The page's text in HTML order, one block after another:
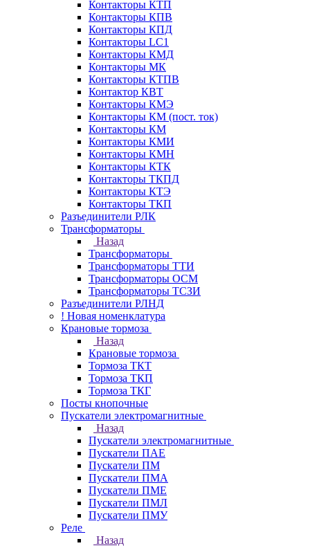
Контакторы КТП
Контакторы КПВ
Контакторы КПД
Контакторы LC1
Контакторы КМД
Контакторы МК
Контакторы КТПВ
Контактор КВТ
Контакторы КМЭ
Контакторы КМ (пост. ток)
Контакторы КМ
Контакторы КМИ
Контакторы КМН
Контакторы КТК
Контакторы ТКПД
Контакторы КТЭ
Контакторы ТКП
Разъединители РЛК
Трансформаторы
Назад
Трансформаторы
Трансформаторы ТТИ
Трансформаторы ОСМ
Трансформаторы ТСЗИ
Разъединители РЛНД
! Новая номенклатура
Крановые тормоза
Назад
Крановые тормоза
Тормоза ТКТ
Тормоза ТКП
Тормоза ТКГ
Посты кнопочные
Пускатели электромагнитные
Назад
Пускатели электромагнитные
Пускатели ПАЕ
Пускатели ПМ
Пускатели ПМА
Пускатели ПМЕ
Пускатели ПМЛ
Пускатели ПМУ
Реле
Назад